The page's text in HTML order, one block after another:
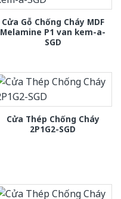
Cửa Gỗ Chống Cháy MDF
Melamine P1 van kem-a-
SGD
Cửa Thép Chống Cháy
2P1G2-SGD